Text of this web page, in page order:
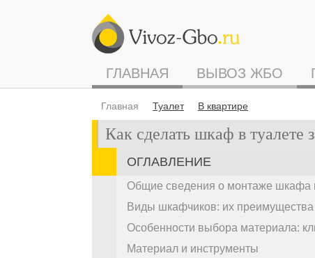
ГЛАВНАЯ ВЫВОЗ ЖБО
Главная Туалет В квартире
Как сделать шкаф в туалете
ОГЛАВЛЕНИЕ
Общие сведения о монтаже шкафа
Виды шкафчиков: их преимущества
Особенности выбора материала:
Материал и инструменты